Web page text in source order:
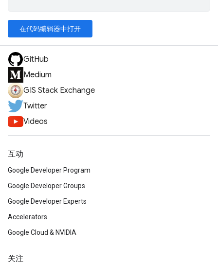
在代码编辑器中打开
GitHub
Medium
GIS Stack Exchange
Twitter
Videos
互动
Google Developer Program
Google Developer Groups
Google Developer Experts
Accelerators
Google Cloud & NVIDIA
关注